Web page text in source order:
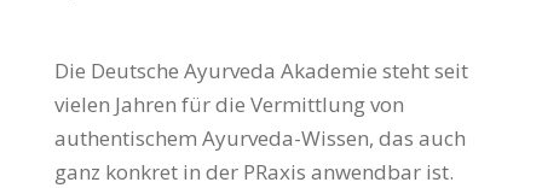
Die Deutsche Ayurveda Akademie steht seit
vielen Jahren für die Vermittlung von
authentischem Ayurveda-Wissen, das auch
ganz konkret in der PRaxis anwendbar ist.